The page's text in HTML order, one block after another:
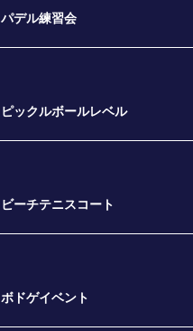
パデル練習会
ピックルボールレベル
ビーチテニスコート
ボドゲイベント